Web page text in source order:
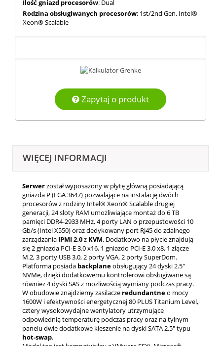
Ilość gniazd procesorów: Dual
Rodzina obsługiwanych procesorów: 1st/2nd Gen. Intel®
Xeon® Scalable
Zapytaj o produkt
WIĘCEJ INFORMACJI
Serwerzostał wyposażony w płytę główną posiadającą
gniazda P (LGA 3647) pozwalające na instalację dwóch
procesorów z rodziny Intel® Xeon® Scalable drugiej
generacji, 24 sloty RAM umożliwiające montaż do 6 TB
pamięci DDR4-2933 MHz, 4 porty LAN o przepustowości 10
Gb/s (Intel X550) oraz dedykowany port RJ45 do zdalnego
zarządzania IPMI 2.0z KVM. Dodatkowo na płycie znajdują
się 2 gniazda PCI-E 3.0 x16, 1 gniazdo PCI-E 3.0 x8, 1 złącze
M.2, 3 porty USB 3.0, 2 porty VGA, 2 porty SuperDom.
Platforma posiada backplaneobsługujący 24 dyski 2.5"
NVMe, dzięki dodatkowemu kontrolerowi obsługiwane są
również 4 dyski SAS z możliwością wymiany podczas pracy.
W obudowie znajdziemy zasilacze redundantneo mocy
1600W i efektywności energetycznej 80 PLUS Titanium Level,
cztery wysokowydajne wentylatory utrzymujące
odpowiednią temperaturę podczas pracy oraz na tylnym
panelu dwie dodatkowe kieszenie na dyski SATA 2.5" typu
hot-swap.